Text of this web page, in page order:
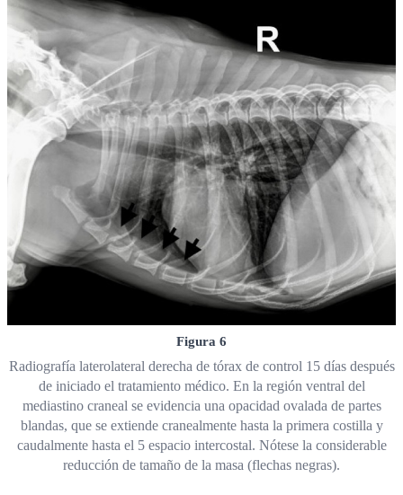
Figura 6
Radiografía laterolateral derecha de tórax de control 15 días después
de iniciado el tratamiento médico. En la región ventral del
mediastino craneal se evidencia una opacidad ovalada de partes
blandas, que se extiende cranealmente hasta la primera costilla y
caudalmente hasta el 5 espacio intercostal. Nótese la considerable
reducción de tamaño de la masa (flechas negras).